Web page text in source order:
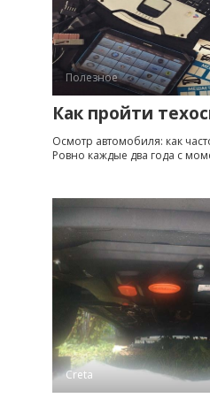
Полезное
Как пройти
Осмотр автомобиля: как
Ровно каждые два года с
Creta